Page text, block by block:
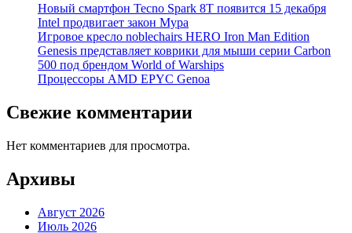
Новый смартфон Tecno Spark 8T появится 15 декабря
Intel продвигает закон Мура
Игровое кресло noblechairs HERO Iron Man Edition
Genesis представляет коврики для мыши серии Carbon
500 под брендом World of Warships
Процессоры AMD EPYC Genoa
Свежие комментарии
Нет комментариев для просмотра.
Архивы
Август 2026
Июль 2026